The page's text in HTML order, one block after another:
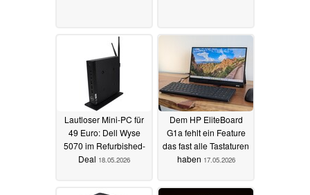
Lautloser Mini-PC für
49 Euro: Dell Wyse
5070 im Refurbished-
Deal 18.05.2026
Dem HP EliteBoard
G1a fehlt ein Feature
das fast alle Tastaturen
haben 17.05.2026